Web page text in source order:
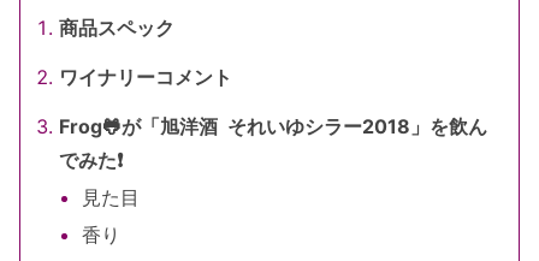
商品スペック
ワイナリーコメント
Frog🐸が「旭洋酒 それいゆシラー2018」を飲ん
でみた❗️
見た目
香り